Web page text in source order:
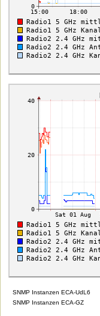
SNMP Instanzen ECA-UdL6
SNMP Instanzen ECA-GZ